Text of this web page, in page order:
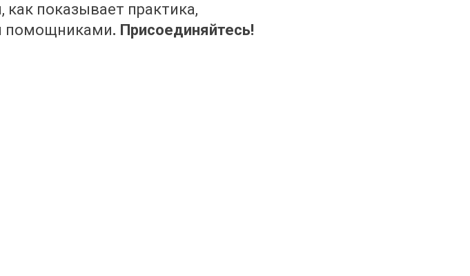
как показывает практика,
помощниками. Присоединяйтесь!